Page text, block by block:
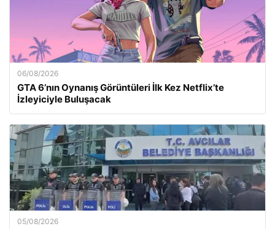
06/08/2026
GTA 6’nın Oynanış Görüntüleri İlk Kez Netflix’te
İzleyiciyle Buluşacak
05/08/2026